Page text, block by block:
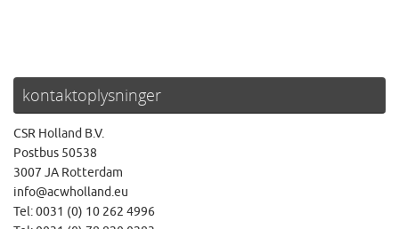
kontaktoplysninger
CSR Holland B.V.
Postbus 50538
3007 JA Rotterdam
info@acwholland.eu
Tel: 0031 (0) 10 262 4996